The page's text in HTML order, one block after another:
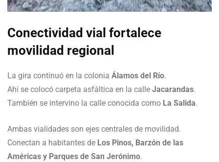
Conectividad vial fortalece
movilidad regional
La gira continuó en la colonia Álamos del Río.
Ahí se colocó carpeta asfáltica en la calle Jacarandas.
También se intervino la calle conocida como La Salida.
Ambas vialidades son ejes centrales de movilidad.
Conectan a habitantes de Los Pinos, Barzón de las
Américas y Parques de San Jerónimo.